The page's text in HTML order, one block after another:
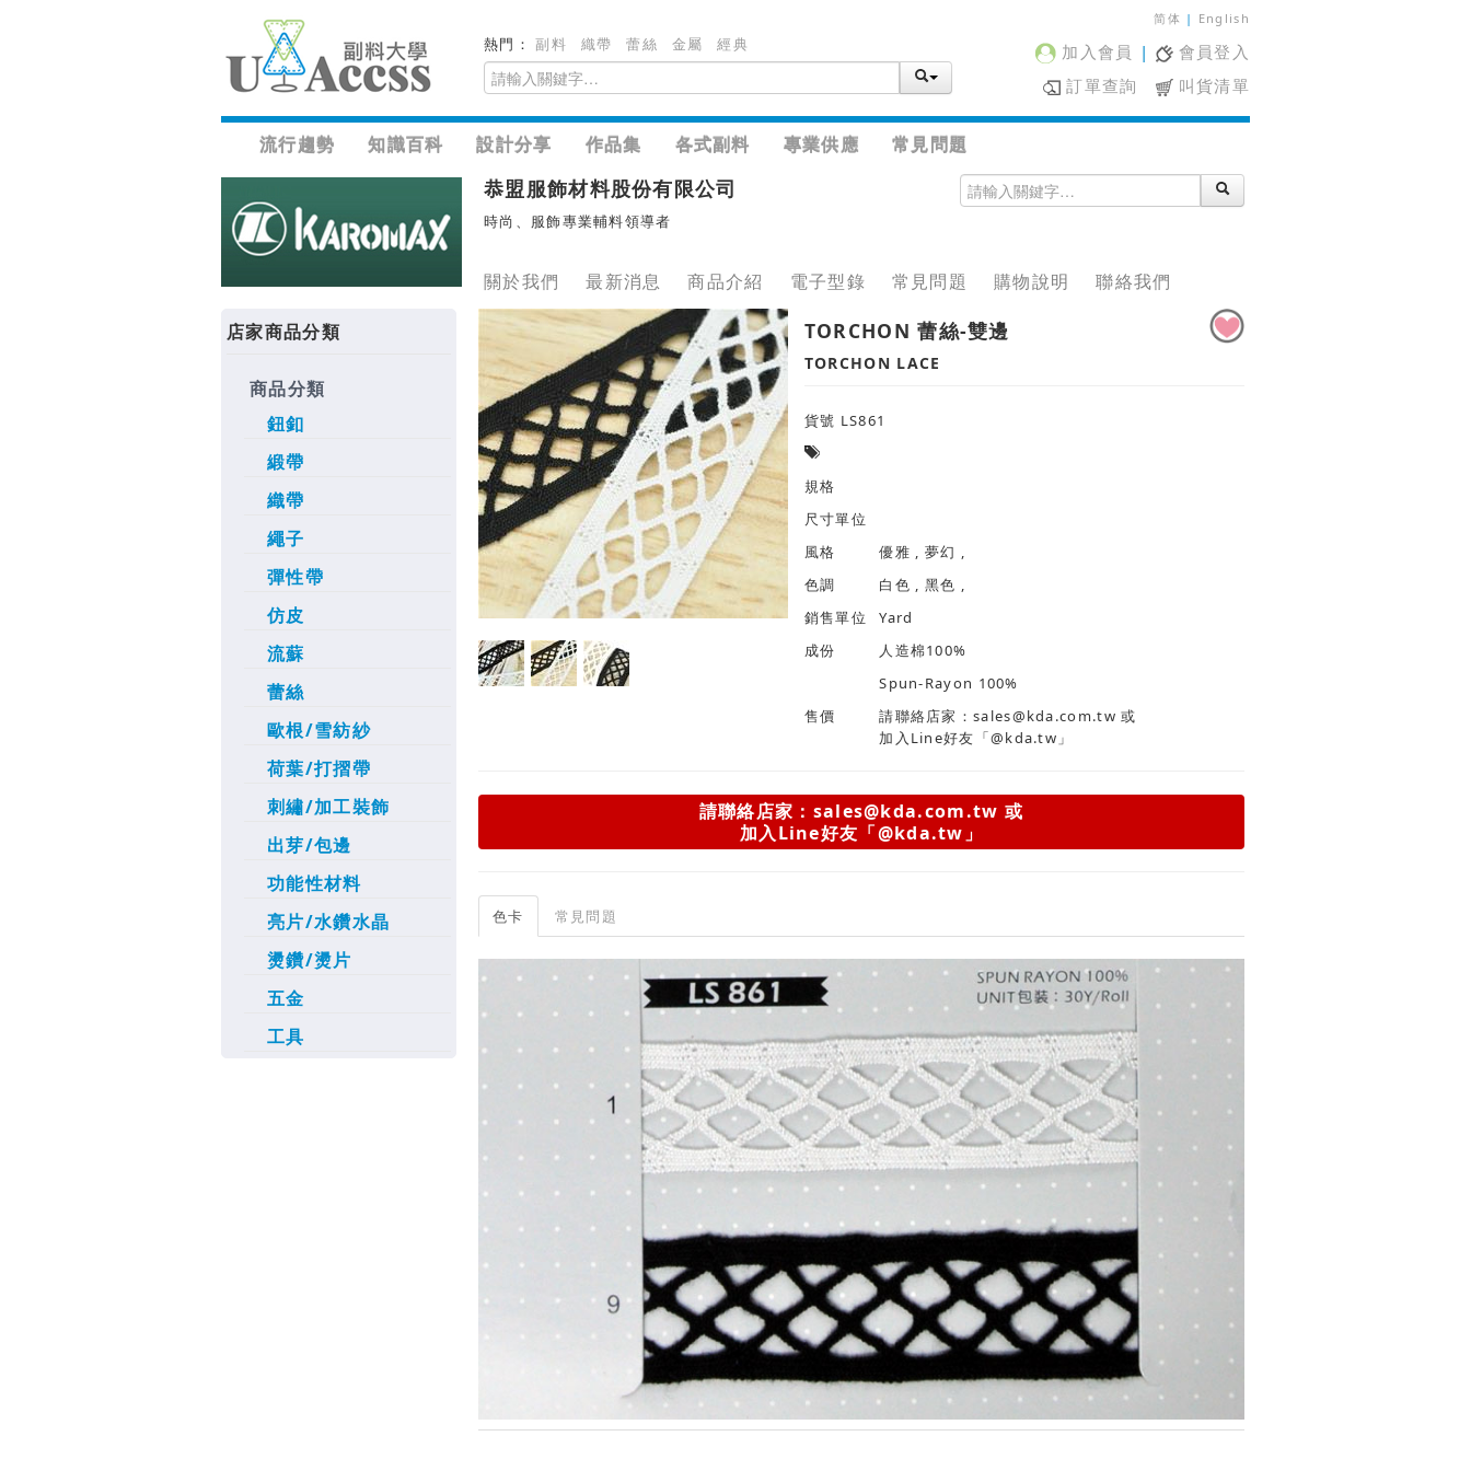
熱門：副料 織帶 蕾絲 金屬 經典
简体 | English
加入會員 |
會員登入
訂單查詢
叫貨清單
流行趨勢 知識百科 設計分享 作品集 各式副料 專業供應 常見問題
恭盟服飾材料股份有限公司
時尚、服飾專業輔料領導者
關於我們 最新消息 商品介紹 電子型錄 常見問題 購物說明 聯絡我們
店家商品分類
商品分類
鈕釦
緞帶
織帶
繩子
彈性帶
仿皮
流蘇
蕾絲
歐根/雪紡紗
荷葉/打摺帶
刺繡/加工裝飾
出芽/包邊
功能性材料
亮片/水鑽水晶
燙鑽/燙片
五金
工具
TORCHON 蕾絲-雙邊
TORCHON LACE
貨號 LS861
規格
尺寸單位
風格
優雅 , 夢幻 ,
色調
白色 , 黑色 ,
銷售單位
成份
人造棉100%
Spun-Rayon 100%
售價
請聯絡店家：sales@kda.com.tw或
加入Line好友「@kda.tw」
請聯絡店家：sales@kda.com.tw 或
加入Line好友「@kda.tw」
色卡 常見問題